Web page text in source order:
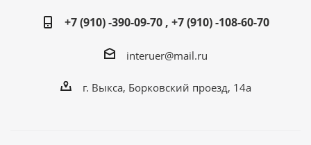
+7 (910) -390-09-70 , +7 (910) -108-60-70
interuer@mail.ru
г. Выкса, Борковский проезд, 14а